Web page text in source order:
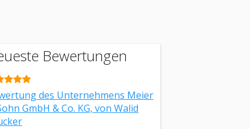
Bewertungen
des Unternehmens Meier
GmbH & Co. KG, von Walid